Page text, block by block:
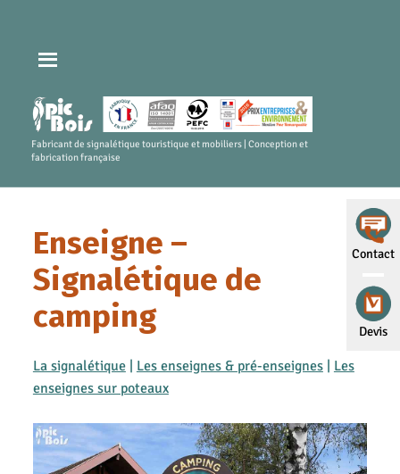
Contact
Devis
Fabricant de signalétique touristique et mobiliers | Conception et
fabrication française
Enseigne –
Signalétique de
camping
La signalétique| Les enseignes & pré-enseignes| Les
enseignes sur poteaux